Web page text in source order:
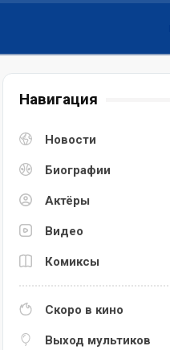
Навигация
Новости
Биографии
Актёры
Видео
Комиксы
Скоро в кино
Выход мультиков